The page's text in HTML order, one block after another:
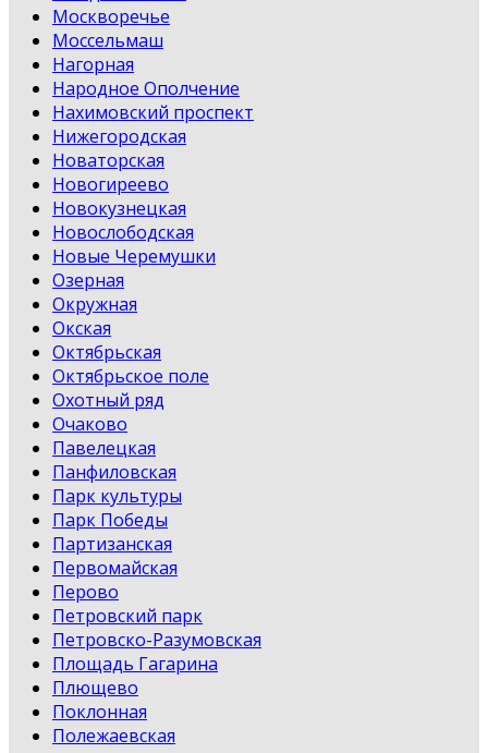
Москворечье
Моссельмаш
Нагорная
Народное Ополчение
Нахимовский проспект
Нижегородская
Новаторская
Новогиреево
Новокузнецкая
Новослободская
Новые Черемушки
Озерная
Окружная
Окская
Октябрьская
Октябрьское поле
Охотный ряд
Очаково
Павелецкая
Панфиловская
Парк культуры
Парк Победы
Партизанская
Первомайская
Перово
Петровский парк
Петровско-Разумовская
Площадь Гагарина
Плющево
Поклонная
Полежаевская